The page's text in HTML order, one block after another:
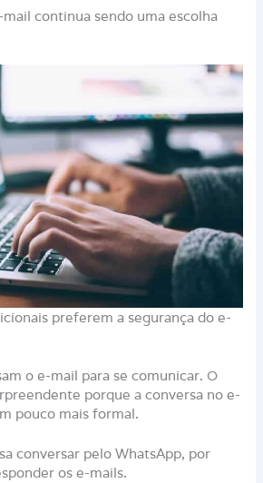
continua sendo uma escolha
preferem a segurança do e-
o e-mail para se comunicar. O
porque a conversa no e-
pouco mais formal.
conversar pelo WhatsApp, por
os e-mails.